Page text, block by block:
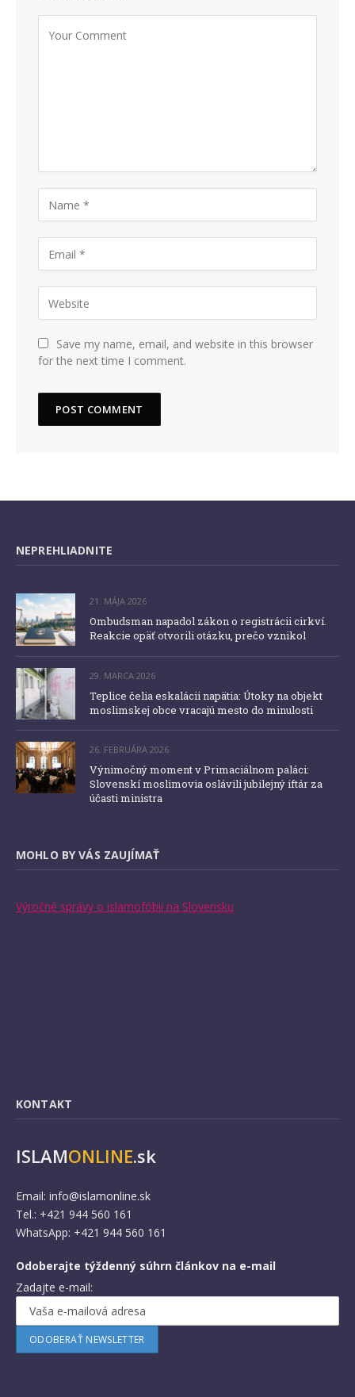
Save my name, email, and website in this browser
for the next time I comment.
NEPREHLIADNITE
21. MÁJA 2026
Ombudsman napadol zákon o registrácii cirkví.
Reakcie opäť otvorili otázku, prečo vznikol
29. MARCA 2026
Teplice čelia eskalácii napätia: Útoky na objekt
moslimskej obce vracajú mesto do minulosti
26. FEBRUÁRA 2026
Výnimočný moment v Primaciálnom paláci:
Slovenskí moslimovia oslávili jubilejný iftár za
účasti ministra
MOHLO BY VÁS ZAUJÍMAŤ
Výročné správy o islamofóbii na Slovensku
KONTAKT
ISLAMONLINE.sk
Email: info@islamonline.sk
Tel.: +421 944 560 161
WhatsApp: +421 944 560 161
Odoberajte týždenný súhrn článkov na e-mail
Zadajte e-mail: